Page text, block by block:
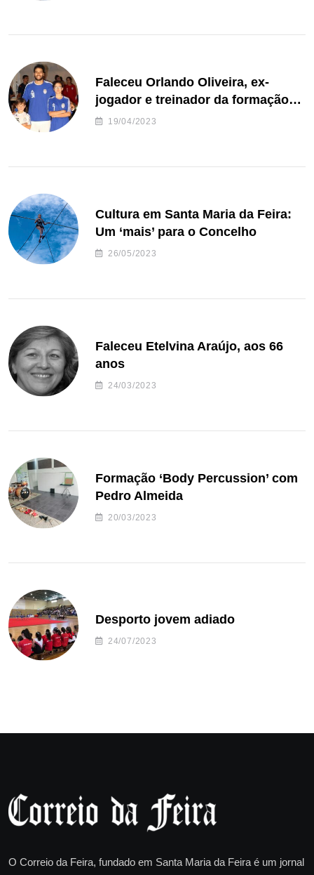
Faleceu Orlando Oliveira, ex-
jogador e treinador da formação
de andebol do Feirense
19/04/2023
Cultura em Santa Maria da Feira:
Um ‘mais’ para o Concelho
26/05/2023
Faleceu Etelvina Araújo, aos 66
anos
24/03/2023
Formação ‘Body Percussion’ com
Pedro Almeida
20/03/2023
Desporto jovem adiado
24/07/2023
O Correio da Feira, fundado em Santa Maria da Feira é um jornal